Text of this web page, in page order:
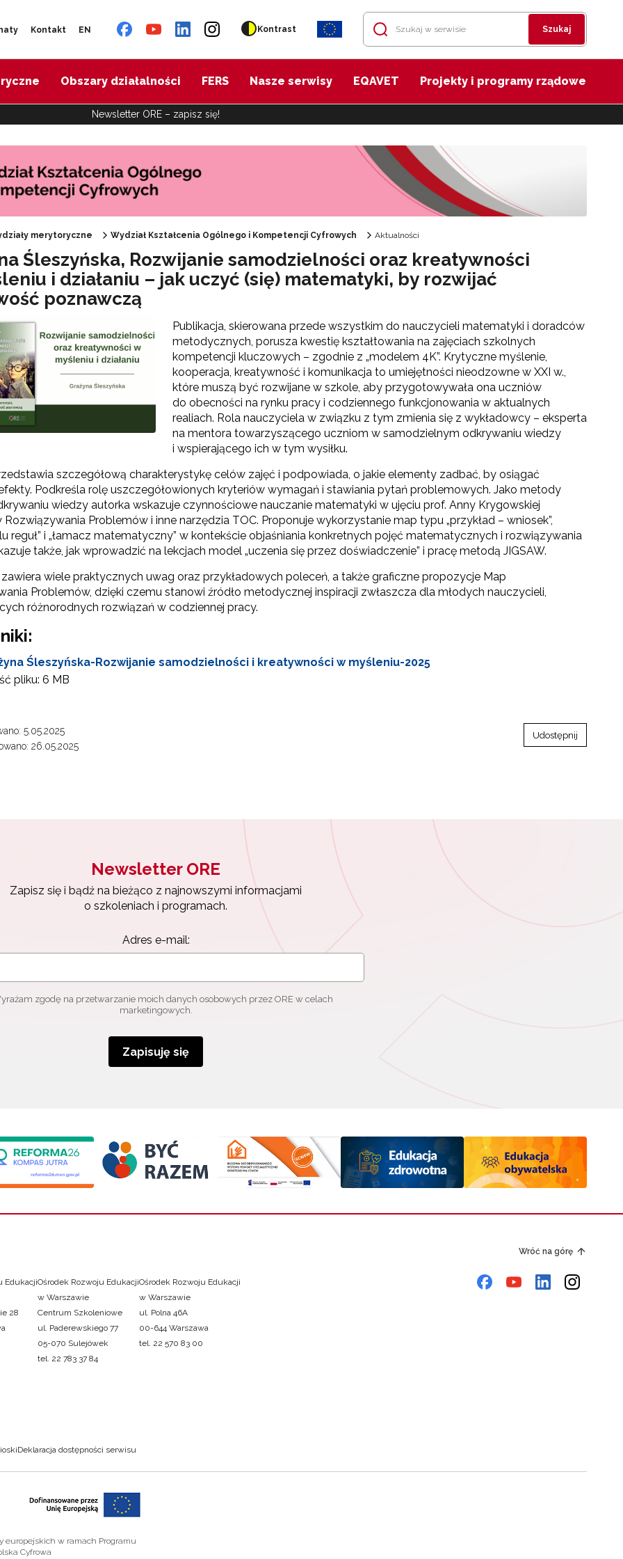
Kontakt EN Kontrast Szukaj
Obszary działalności FERS Nasze serwisy EQAVET Projekty i programy rządowe
Newsletter ORE – zapisz się!
KOMPAS JUTRA"
Śląsk – historia, kultura, język"
Śląsk Opolski – Serce Polski"
obywatelska"
fizyczne"
w pisowni polskiej"
dla fizyków w CERN 2025"
dla fizyków w CERN 2026"
WKOKC"
merytoryczne Wydział Kształcenia Ogólnego i Kompetencji Cyfrowych Aktualności
Śleszyńska, Rozwijanie samodzielności oraz kreatywności
i działaniu – jak uczyć (się) matematyki, by rozwijać
poznawczą
Publikacja, skierowana przede wszystkim do nauczycieli matematyki i doradców
metodycznych, porusza kwestię kształtowania na zajęciach szkolnych
kompetencji kluczowych – zgodnie z „modelem 4K”. Krytyczne myślenie,
kooperacja, kreatywność i komunikacja to umiejętności nieodzowne w XXI w.,
które muszą być rozwijane w szkole, aby przygotowywała ona uczniów
do obecności na rynku pracy i codziennego funkcjonowania w aktualnych
realiach. Rola nauczyciela w związku z tym zmienia się z wykładowcy – eksperta
na mentora towarzyszącego uczniom w samodzielnym odkrywaniu wiedzy
i wspierającego ich w tym wysiłku.
szczegółową charakterystykę celów zajęć i podpowiada, o jakie elementy zadbać, by osiągać
Podkreśla rolę uszczegółowionych kryteriów wymagań i stawiania pytań problemowych. Jako metody
wiedzy autorka wskazuje czynnościowe nauczanie matematyki w ujęciu prof. Anny Krygowskiej
Problemów i inne narzędzia TOC. Proponuje wykorzystanie map typu „przykład – wniosek”,
reguł” i „łamacz matematyczny” w kontekście objaśniania konkretnych pojęć matematycznych i rozwiązywania
także, jak wprowadzić na lekcjach model „uczenia się przez doświadczenie” i pracę metodą JIGSAW.
wiele praktycznych uwag oraz przykładowych poleceń, a także graficzne propozycje Map
Problemów, dzięki czemu stanowi źródło metodycznej inspiracji zwłaszcza dla młodych nauczycieli,
różnorodnych rozwiązań w codziennej pracy.
Śleszyńska-Rozwijanie samodzielności i kreatywności w myśleniu-2025
pliku: 6 MB
5.05.2025
26.05.2025
Udostępnij
Newsletter ORE
Zapisz się i bądź na bieżąco z najnowszymi informacjami
o szkoleniach i programach.
Adres e-mail:
zgodę na przetwarzanie moich danych osobowych przez ORE w celach
marketingowych.
Zapisuję się
Wróć na górę
Edukacji
28
Ośrodek Rozwoju Edukacji
w Warszawie
Centrum Szkoleniowe
ul. Paderewskiego 77
05-070 Sulejówek
tel. 22 783 37 84
Ośrodek Rozwoju Edukacji
w Warszawie
ul. Polna 46A
00-644 Warszawa
tel. 22 570 83 00
Deklaracja dostępności serwisu
europejskich w ramach Programu
Cyfrowa